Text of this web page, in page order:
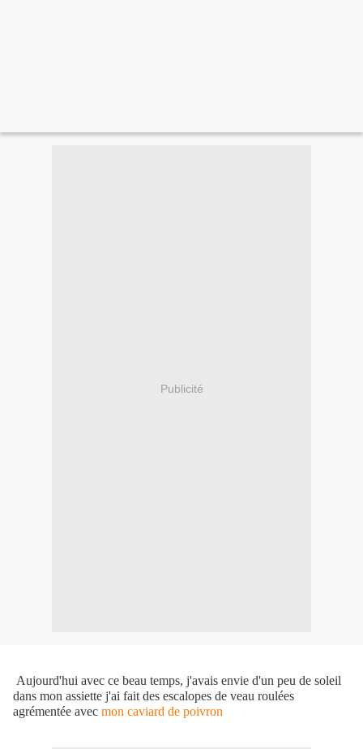
Publicité
Aujourd'hui avec ce beau temps, j'avais envie d'un peu de soleil
dans mon assiette j'ai fait des escalopes de veau roulées
agrémentée avec mon caviard de poivron